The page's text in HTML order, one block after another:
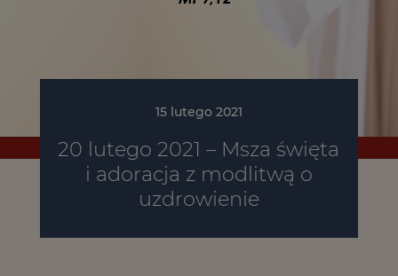
15 lutego 2021
20 lutego 2021 – Msza święta
i adoracja z modlitwą o
uzdrowienie